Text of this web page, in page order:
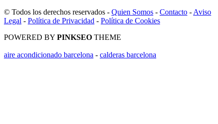
© Todos los derechos reservados - Quien Somos - Contacto - Aviso
Legal - Política de Privacidad - Política de Cookies
POWERED BY PINKSEO THEME
aire acondicionado barcelona - calderas barcelona